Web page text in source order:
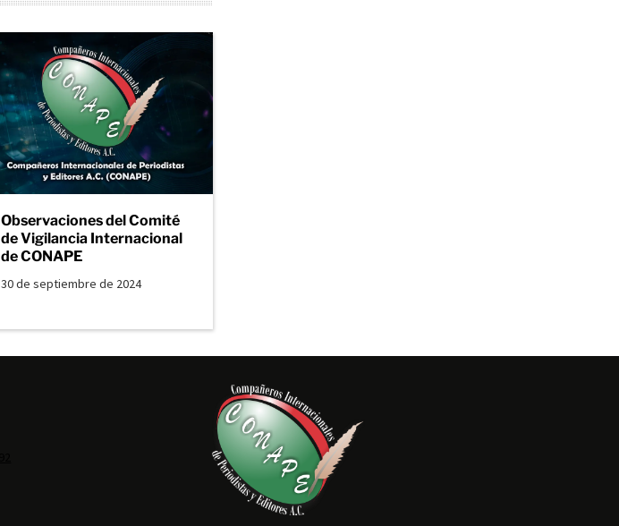
Observaciones del Comité
de Vigilancia Internacional
de CONAPE
30 de septiembre de 2024